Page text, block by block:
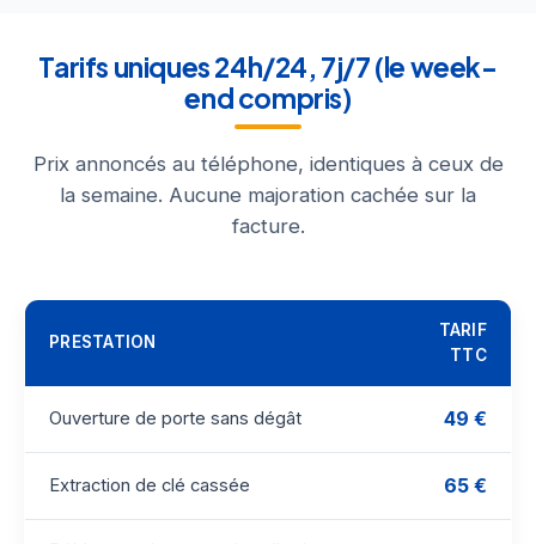
Tarifs uniques 24h/24, 7j/7 (le week-
end compris)
Prix annoncés au téléphone, identiques à ceux de
la semaine. Aucune majoration cachée sur la
facture.
PRESTATION
TARIF
TTC
Ouverture de porte sans dégât 49 €
Extraction de clé cassée 65 €